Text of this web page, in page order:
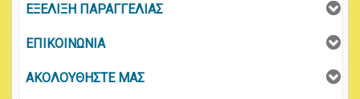
ΕΞΕΛΙΞΗ ΠΑΡΑΓΓΕΛΙΑΣ
ΕΠΙΚΟΙΝΩΝΙΑ
ΑΚΟΛΟΥΘΗΣΤΕ ΜΑΣ